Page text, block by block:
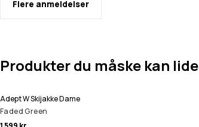
Flere anmeldelser
Produkter du måske kan lide
Adept W Skijakke Dame
Faded Green